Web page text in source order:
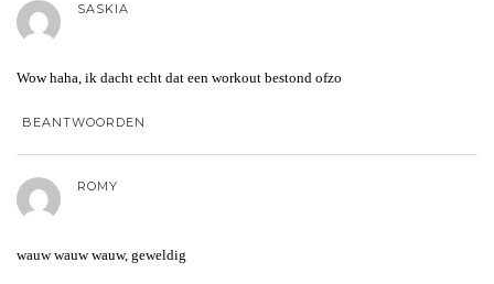
SASKIA
Wow haha, ik dacht echt dat een workout bestond ofzo
BEANTWOORDEN
ROMY
wauw wauw wauw, geweldig